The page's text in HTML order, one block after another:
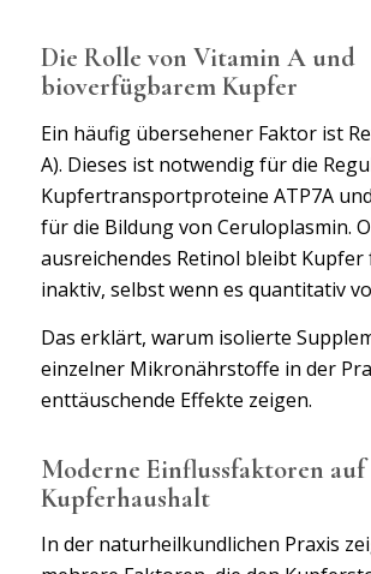
Die Rolle von Vitamin A und
bioverfügbarem Kupfer
Ein häufig übersehener Faktor ist
A). Dieses ist notwendig für die
Kupfertransportproteine ATP7A
für die Bildung von Ceruloplasmin.
ausreichendes Retinol bleibt
inaktiv, selbst wenn es quantitativ
Das erklärt, warum isolierte
einzelner Mikronährstoffe in der
enttäuschende Effekte zeigen.
Moderne Einflussfaktoren auf
Kupferhaushalt
In der naturheilkundlichen Praxis